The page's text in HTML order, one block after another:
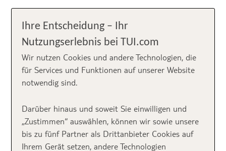
„Ljubljana, Sloweniens Hauptstadt,Slowenien, ein
Land irgendwo zwischen Ungarn, Kroatien, Italien und
Österreich.“ Diese paar Wortfetzen schossen mir
durch den Kopf beim Gedanken an Ljubljana. Das
war’s auch schon. Die Stadt war meiner Freundin und
mir völlig unbekannt und so dürfte es vielen gehen.
Wir füllten diese Wissenslücke und lernten das
kennen. Warum ein Date mit Ljubljana absolut zu
empfehlen ist, erfahrt ihr hier.
Ihre Entscheidung – Ihr
Nutzungserlebnis bei TUI.com
Wir nutzen Cookies und andere Technologien, die
für Services und Funktionen auf unserer Website
notwendig sind.
Darüber hinaus und soweit Sie einwilligen und
„Zustimmen“ auswählen, können wir sowie unsere
bis zu fünf Partner als Drittanbieter Cookies auf
Ihrem Gerät setzen, andere Technologien